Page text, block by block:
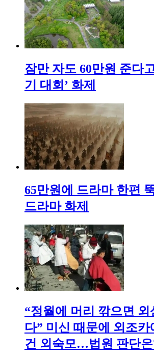
잠만 자도 60만원 준다
기 대회’ 화제
65만원에 드라마 한편
드라마 화제
“정월에 머리 깎으면
다” 미신 때문에 외조카
건 외숙모…법원 판단은